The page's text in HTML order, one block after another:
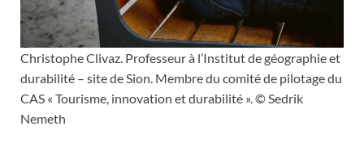
Christophe Clivaz. Professeur à l’Institut de géographie et
durabilité – site de Sion. Membre du comité de pilotage du
CAS « Tourisme, innovation et durabilité ». © Sedrik
Nemeth